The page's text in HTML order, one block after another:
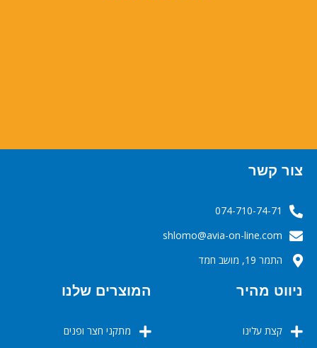
צור קשר
074-710-74-71
‬‬‬shlomo@avia-on-line.com‬
התמר 19, מושב חמד
ניווט מהיר
קצת עלינו
המוצרים שלנו
מתקני חצר ופנים